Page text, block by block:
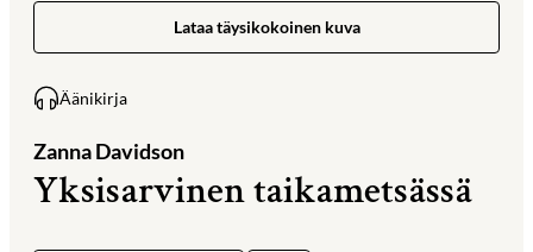
Lataa täysikokoinen kuva
Äänikirja
Zanna Davidson
Yksisarvinen taikametsässä